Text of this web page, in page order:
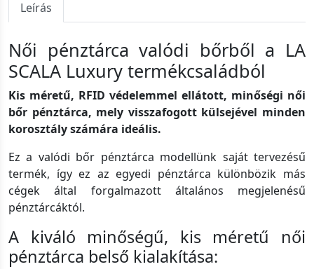
Leírás
Női pénztárca valódi bőrből a LA
SCALA Luxury termékcsaládból
Kis méretű, RFID védelemmel ellátott, minőségi női
bőr pénztárca, mely visszafogott külsejével minden
korosztály számára ideális.
Ez a valódi bőr pénztárca modellünk saját tervezésű
termék, így ez az egyedi pénztárca különbözik más
cégek által forgalmazott általános megjelenésű
pénztárcáktól.
A kiváló minőségű, kis méretű női
pénztárca belső kialakítása: